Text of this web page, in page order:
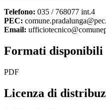
Telefono: 035 / 768077 int.4
PEC:
Email:
Formati disponibili
PDF
Licenza di